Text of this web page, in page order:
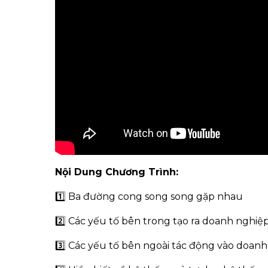
Nội Dung Chương Trình:
1️⃣ Ba đường cong song song gặp nhau
2️⃣ Các yếu tố bên trong tạo ra doanh
3️⃣ Các yếu tố bên ngoài tác động vào